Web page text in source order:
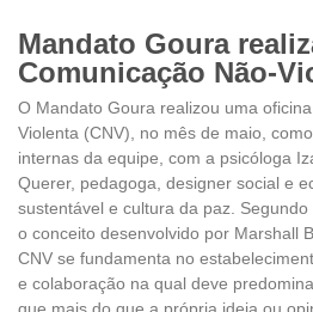
Mandato Goura
Comunicação Não-
O Mandato Goura realizou uma
Violenta (CNV), no mês de maio,
internas da equipe, com a psicóloga
Querer, pedagoga, designer social e
sustentável e cultura da paz. Segundo
o conceito desenvolvido por Marshall
CNV se fundamenta no
e colaboração na qual deve
que mais do que a própria ideia ou